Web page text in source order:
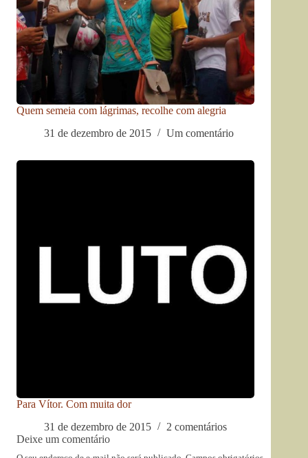
Quem semeia com lágrimas, recolhe com alegria
31 de dezembro de 2015
Um comentário
Para Vítor. Com muita dor
31 de dezembro de 2015
2 comentários
Deixe um comentário